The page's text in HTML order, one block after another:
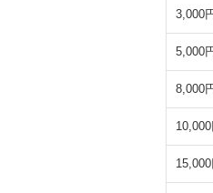
3,000
5,000
8,000